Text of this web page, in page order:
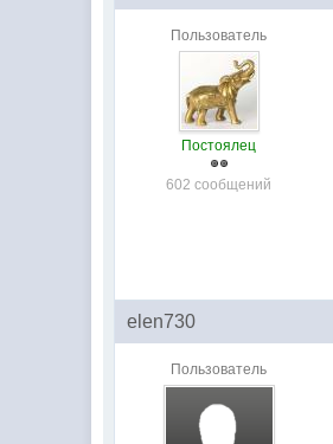
Пользователь
Постоялец
602 сообщений
elen730
Пользователь